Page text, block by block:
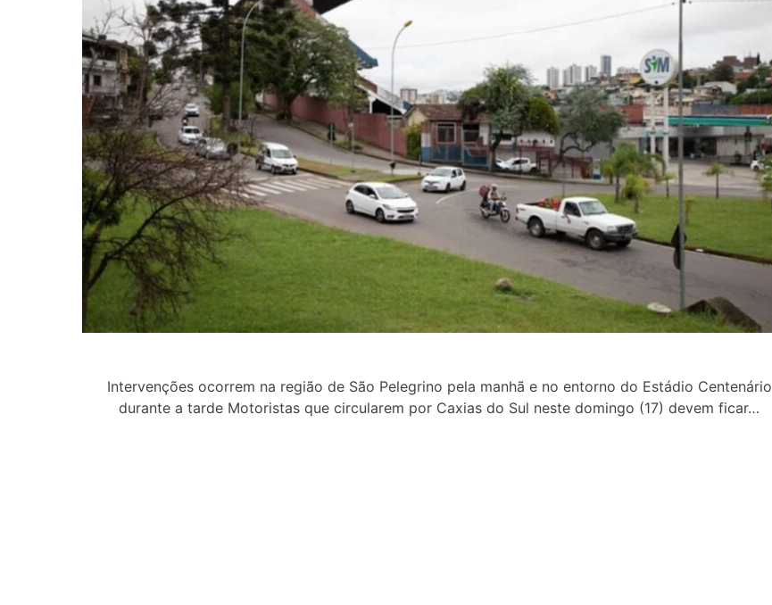
Intervenções ocorrem na região de São Pelegrino pela manhã e no entorno do Estádio Centenário
durante a tarde Motoristas que circularem por Caxias do Sul neste domingo (17) devem ficar…